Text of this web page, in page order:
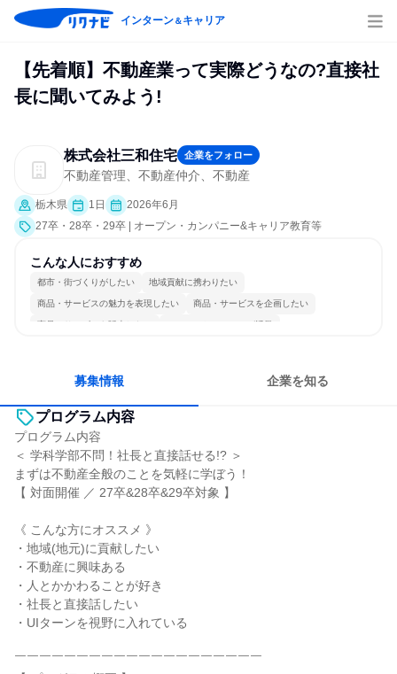
インターン＆キャリア
【先着順】不動産業って実際どうなの?直接社
長に聞いてみよう!
株式会社三和住宅 企業をフォロー
不動産管理、不動産仲介、不動産
栃木県 1日
2026年6月
27卒・28卒・29卒 | オープン・カンパニー&キャリア教育等
こんな人におすすめ
都市・街づくりがしたい 地域貢献に携わりたい
商品・サービスの魅力を表現したい 商品・サービスを企画したい
商品・サービスを販売したい コミュニケーションが活発
募集情報 企業を知る
プログラム内容
プログラム内容
＜ 学科学部不問！社長と直接話せる!? ＞
まずは不動産全般のことを気軽に学ぼう！
【 対面開催 ／ 27卒&28卒&29卒対象 】
《 こんな方にオススメ 》
・地域(地元)に貢献したい
・不動産に興味ある
・人とかかわることが好き
・社長と直接話したい
・UIターンを視野に入れている
￣￣￣￣￣￣￣￣￣￣￣￣￣￣￣￣￣￣￣￣